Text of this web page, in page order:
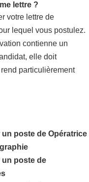
lettre ?
votre lettre de
lequel vous postulez.
contienne un
elle doit
particulièrement
poste de Opératrice
un poste de